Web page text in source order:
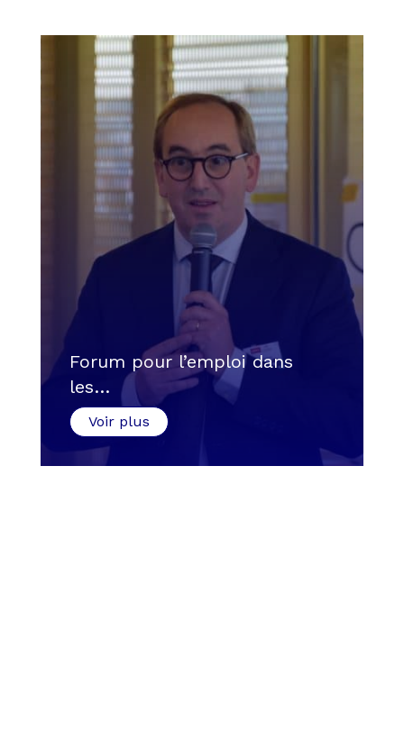
Forum pour l’emploi dans
les…
Voir plus